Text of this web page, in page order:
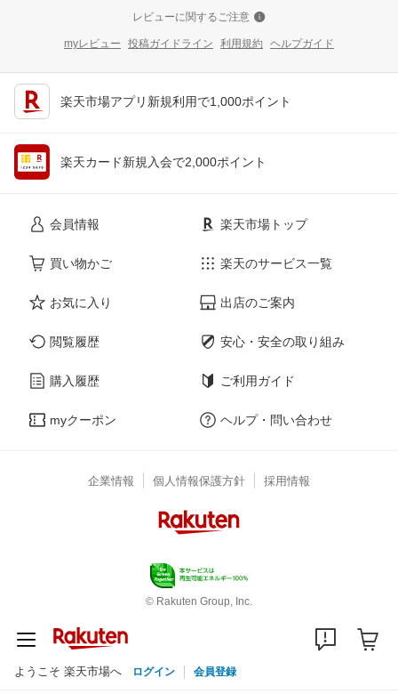
レビューに関するご注意
myレビュー 投稿ガイドライン 利用規約 ヘルプガイド
楽天市場アプリ新規利用で1,000ポイント
楽天カード新規入会で2,000ポイント
会員情報
買い物かご
お気に入り
閲覧履歴
購入履歴
myクーポン
楽天市場トップ
楽天のサービス一覧
出店のご案内
安心・安全の取り組み
ご利用ガイド
ヘルプ・問い合わせ
企業情報 個人情報保護方針 採用情報
© Rakuten Group, Inc.
ようこそ 楽天市場へ ログイン 会員登録